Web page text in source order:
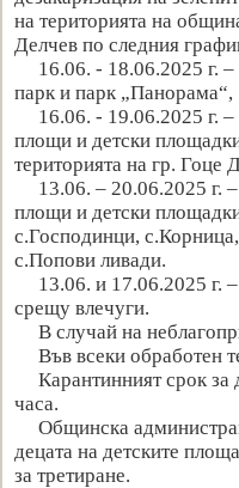
на територията на
Делчев по следния
16.06. - 18.06.2025 г.
парк и парк „Панорама“,
16.06. - 19.06.2025 г. –
площи и детски
територията на гр. Гоце
13.06. – 20.06.2025 г.
площи и детски
с.Господинци,
с.Попови ливади.
13.06. и 17.06.2025 г.
срещу влечуги.
В случай на
Във всеки обработен
Карантинният срок за
часа.
Общинска
децата на детските
за третиране.